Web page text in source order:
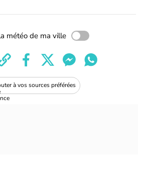
météo de ma ville
à vos sources préférées